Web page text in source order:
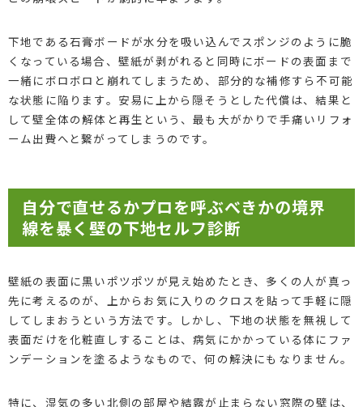
下地である石膏ボードが水分を吸い込んでスポンジのように脆
くなっている場合、壁紙が剥がれると同時にボードの表面まで
一緒にボロボロと崩れてしまうため、部分的な補修すら不可能
な状態に陥ります。安易に上から隠そうとした代償は、結果と
して壁全体の解体と再生という、最も大がかりで手痛いリフォ
ーム出費へと繋がってしまうのです。
自分で直せるかプロを呼ぶべきかの境界
線を暴く壁の下地セルフ診断
壁紙の表面に黒いポツポツが見え始めたとき、多くの人が真っ
先に考えるのが、上からお気に入りのクロスを貼って手軽に隠
してしまおうという方法です。しかし、下地の状態を無視して
表面だけを化粧直しすることは、病気にかかっている体にファ
ンデーションを塗るようなもので、何の解決にもなりません。
特に、湿気の多い北側の部屋や結露が止まらない窓際の壁は、